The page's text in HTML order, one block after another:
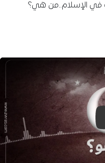
في الإسلام..من هي؟
فيديو: من هو؟